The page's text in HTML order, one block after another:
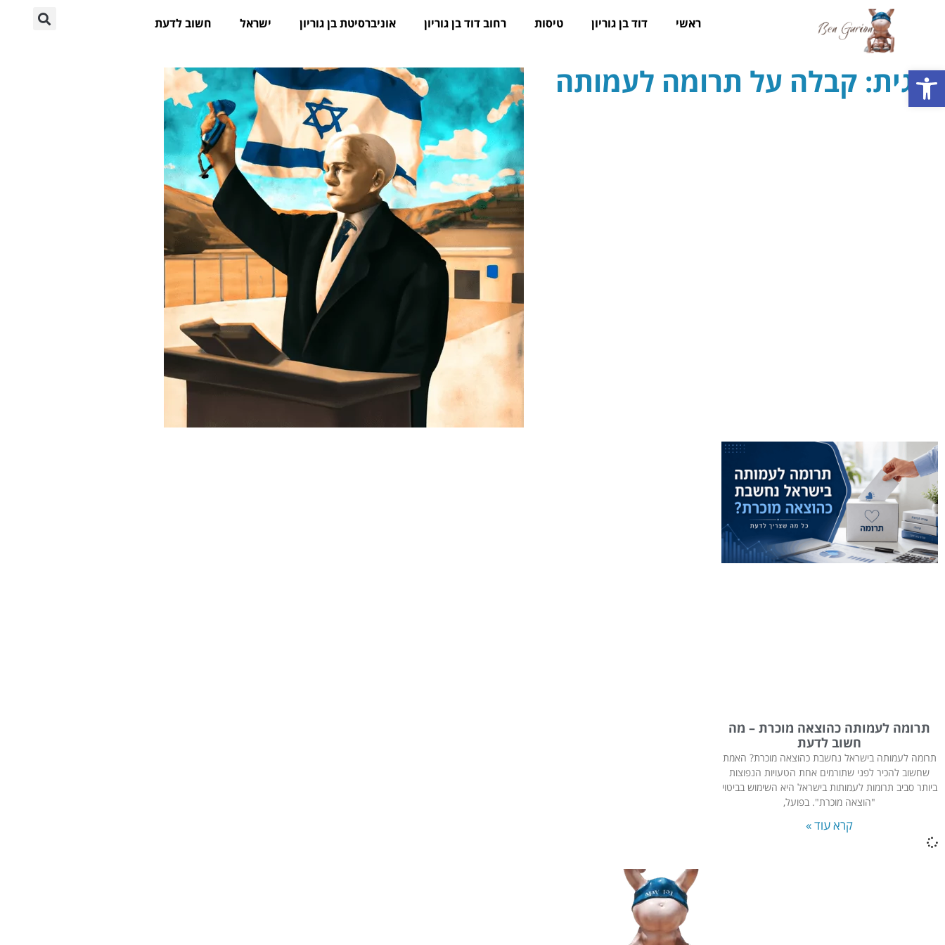
ראשי דוד בן גוריון טיסות רחוב דוד בן גוריון אוניברסיטת בן גוריון ישראל חשוב לדעת
תגית: קבלה על תרומה לעמותה
תרומה לעמותה כהוצאה מוכרת – מה
חשוב לדעת
תרומה לעמותה בישראל נחשבת כהוצאה מוכרת? האמת
שחשוב להכיר לפני שתורמים אחת הטעויות הנפוצות
ביותר סביב תרומות לעמותות בישראל היא השימוש בביטוי
"הוצאה מוכרת". בפועל,
קרא עוד »
פתח סרגל נגישות